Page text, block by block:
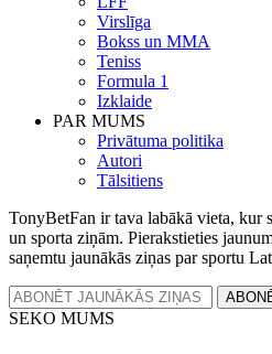
Virslīga
Bokss un MMA
Teniss
Formula 1
Izklaide
PAR MUMS
Privātuma politika
Autori
Tālsitiens
TonyBetFan ir tava labākā vieta, kur
un sporta ziņām. Pierakstieties
saņemtu jaunākās ziņas par sportu
SEKO MUMS